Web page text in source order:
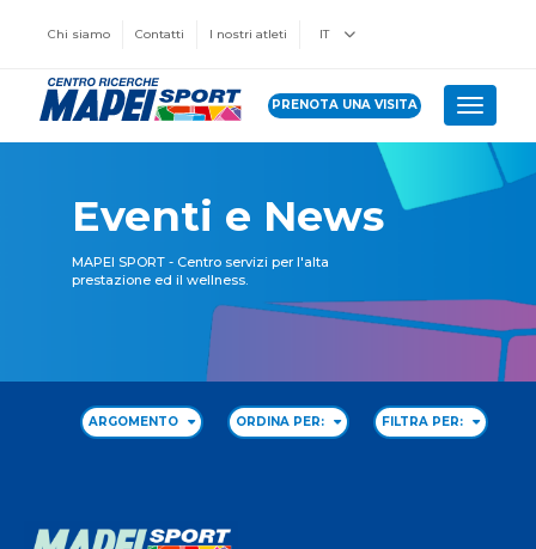
Chi siamo Contatti I nostri atleti IT
PRENOTA UNA VISITA Toggle
Eventi e News
MAPEI SPORT - Centro servizi per l'alta
prestazione ed il wellness.
ARGOMENTO ORDINA PER: FILTRA PER: